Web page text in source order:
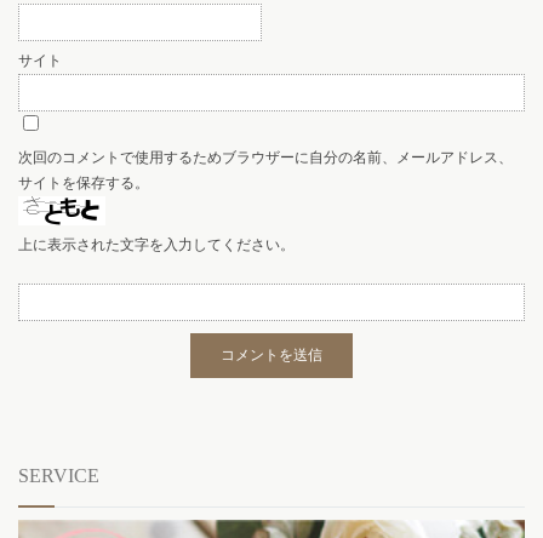
サイト
次回のコメントで使用するためブラウザーに自分の名前、メールアドレス、
サイトを保存する。
上に表示された文字を入力してください。
SERVICE